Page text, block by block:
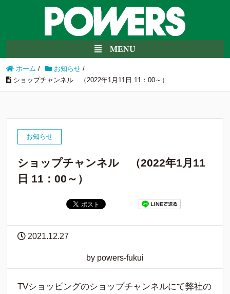
ホーム / お知らせ /
ショップチャンネル （2022年1月11日 11：00～）
お知らせ
ショップチャンネル （2022年1月11
日 11：00～）
2021.12.27
by powers-fukui
TVショッピングのショップチャンネルにて弊社の